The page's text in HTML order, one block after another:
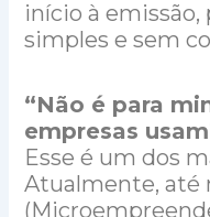
início à emissão,
simples e sem
“Não é para
empresas
Esse é um dos
Atualmente, até